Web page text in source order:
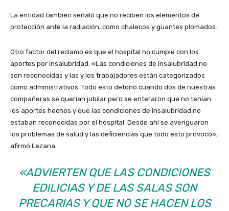
La entidad también señaló que no reciben los elementos de
protección ante la radiación, como chalecos y guantes plomados.
Otro factor del reclamo es que el hospital no cumple con los
aportes por insalubridad. «Las condiciones de insalubridad no
son reconocidas y las y los trabajadores están categorizados
como administrativos. Todo esto detonó cuando dos de nuestras
compañeras se querían jubilar pero se enteraron que no tenían
los aportes hechos y que las condiciones de insalubridad no
estaban reconocidas por el hospital. Desde ahí se averiguaron
los problemas de salud y las deficiencias que todo esto provocó»,
afirmó Lezana.
«ADVIERTEN QUE LAS CONDICIONES
EDILICIAS Y DE LAS SALAS SON
PRECARIAS Y QUE NO SE HACEN LOS